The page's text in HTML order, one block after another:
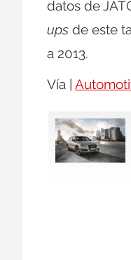
datos de
ups de este
a 2013.
Vía |